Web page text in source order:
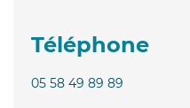
Téléphone
05 58 49 89 89